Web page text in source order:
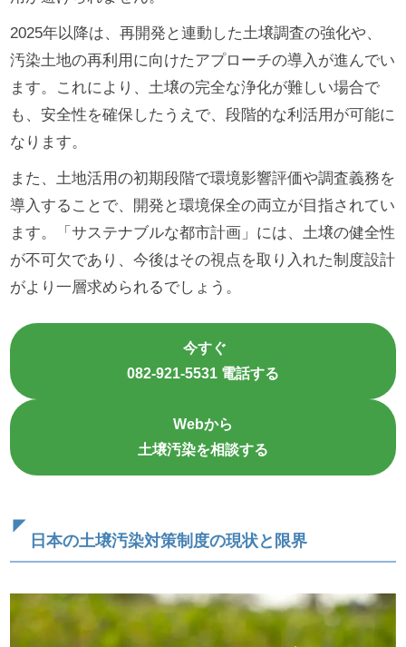
2025年以降は、再開発と連動した土壌調査の強化や、
汚染土地の再利用に向けたアプローチの導入が進んでい
ます。これにより、土壌の完全な浄化が難しい場合で
も、安全性を確保したうえで、段階的な利活用が可能に
なります。
また、土地活用の初期段階で環境影響評価や調査義務を
導入することで、開発と環境保全の両立が目指されてい
ます。「サステナブルな都市計画」には、土壌の健全性
が不可欠であり、今後はその視点を取り入れた制度設計
がより一層求められるでしょう。
今すぐ
082-921-5531 電話する
Webから
土壌汚染を相談する
日本の土壌汚染対策制度の現状と限界